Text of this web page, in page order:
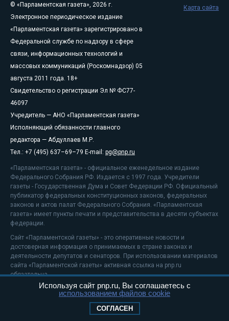
© «Парламентская газета», 2026 г.
Электронное периодическое издание
«Парламентская газета» зарегистрировано в
Федеральной службе по надзору в сфере
связи, информационных технологий и
массовых коммуникаций (Роскомнадзор) 05
августа 2011 года. 18+
Свидетельство о регистрации Эл № ФС77-
46097
Учредитель — АНО «Парламентская газета»
Исполняющий обязанности главного
редактора — Абдуллаев М.Р.
Тел.: +7 (495) 637–69–79 E-mail: pg@pnp.ru
«Парламентская газета» - официальное еженедельное издание
Федерального Собрания РФ. Издается с 1997 года. Учредители
газеты - Государственная Дума и Совет Федерации РФ. Официальный
публикатор федеральных конституционных законов, федеральных
законов и актов палат Федерального Собрания. «Парламентская
газета» имеет пункты печати и представительства в десяти субъектах
федерации.
Сайт «Парламентской газеты» - это оперативные новости и
достоверная информация о принимаемых в стране законах и
деятельности депутатов и сенаторов. При использовании материалов
сайта «Парламентской газеты» активная ссылка на pnp.ru
обязательна.
На информационном ресурсе применяютсярекомендательные
Положение о защите персональных данных
Карта сайта
Используя сайт pnp.ru, Вы соглашаетесь с
использованием файлов cookie
СОГЛАСЕН